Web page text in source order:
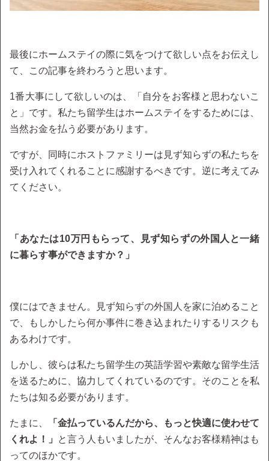
最後にホームステイの際に気をつけて欲しい点をお伝えし
て、この記事を終わろうと思います。
1番大事にして欲しいのは、「自分をお客様と思わないこ
と」です。私たち留学生はホームステイをするためには、
当然お金を払う必要があります。
ですが、同時にホストファミリーは見ず知らずの私たちを
受け入れてくれることに感謝するべきです。逆に考えてみ
てください。
「あなたは10万円もらって、見ず知らずの外国人と一緒
に暮らす事ができますか？」
僕にはできません。見ず知らずの外国人を家に泊めること
で、もしかしたら何か事件に巻き込まれたりするリスクも
あるわけです。
しかし、彼らは私たち留学生の英語学習や素敵な留学生活
を送るために、協力してくれているのです。そのことを私
たちは知る必要があります。
たまに、
「金払っているんだから、もっと快適に使わせて
くれよ！」
と言う人もいましたが、そんなお客様精神はも
ってのほかです。